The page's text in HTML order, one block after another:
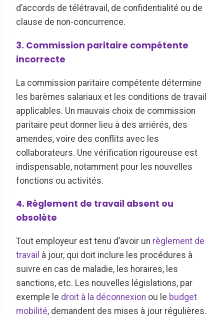
d’accords de télétravail, de confidentialité ou de
clause de non-concurrence.
3. Commission paritaire compétente
incorrecte
La commission paritaire compétente détermine
les barèmes salariaux et les conditions de travail
applicables. Un mauvais choix de commission
paritaire peut donner lieu à des arriérés, des
amendes, voire des conflits avec les
collaborateurs. Une vérification rigoureuse est
indispensable, notamment pour les nouvelles
fonctions ou activités.
4. Règlement de travail absent ou
obsolète
Tout employeur est tenu d’avoir un règlement de
travail à jour, qui doit inclure les procédures à
suivre en cas de maladie, les horaires, les
sanctions, etc. Les nouvelles législations, par
exemple le droit à la déconnexion ou le budget
mobilité, demandent des mises à jour régulières.